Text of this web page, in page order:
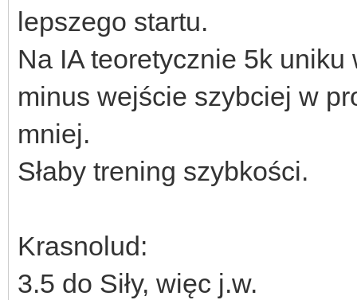
lepszego startu.
Na IA teoretycznie 5k
minus wejście szybciej w
mniej.
Słaby trening szybkości.
Krasnolud:
3.5 do Siły, więc j.w.